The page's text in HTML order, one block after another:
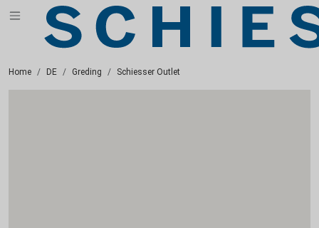
Home DE Greding Schiesser Outlet